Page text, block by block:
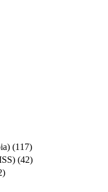
(117)
(42)